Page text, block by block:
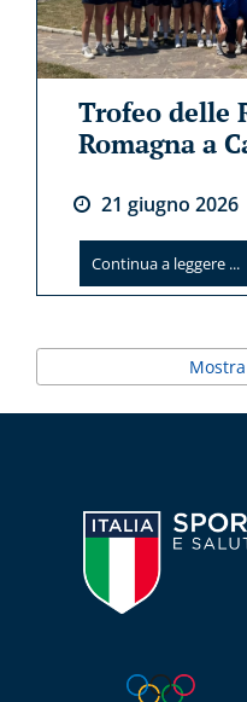
Trofeo delle
Romagna a
21 giugno 2026
Continua a leggere ...